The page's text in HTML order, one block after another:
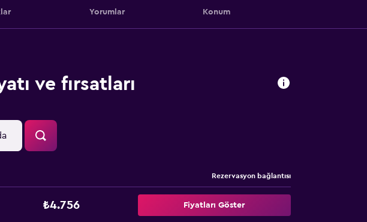
Yorumlar Konum
ve fırsatları
Rezervasyon bağlantısı
₺4.756 Fiyatları Göster